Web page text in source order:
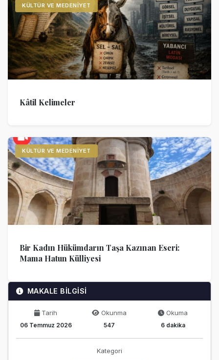
KÜLTÜR VE MEDENIYET
Kâtil Kelimeler
KÜLTÜR VE MEDENIYET
Bir Kadın Hükümdarın Taşa Kazınan Eseri:
Mama Hatun Külliyesi
MAKALE BİLGİSİ
Tarih
06 Temmuz 2026
Okunma
547
Okuma
6 dakika
Kategori